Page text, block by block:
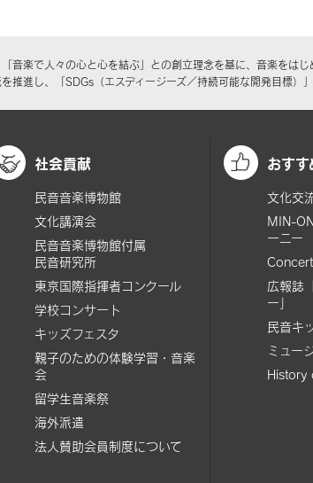
音楽で人々の心と心を結ぶ」との創立理念を基に、音楽をは
推進し、「SDGs（エスディージーズ／持続可能な開発目標）
社会貢献
民音音楽博物館
文化講演会
民音音楽博物館付属
民音研究所
東京国際指揮者コンクール
学校コンサート
キッズフェスタ
親子のための体験学習・音楽
会
留学生音楽祭
海外派遣
法人賛助会員制度について
おす
文化交
MIN-
ーニー
広報誌
ー」
民音キ
ミュー
History